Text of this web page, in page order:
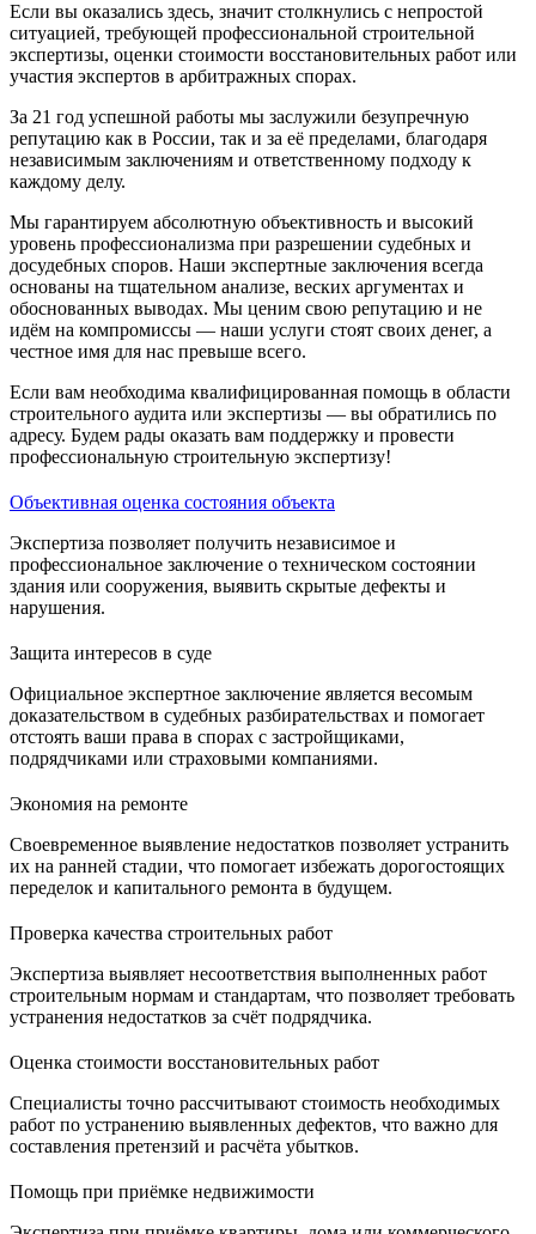
Если вы оказались здесь, значит столкнулись с непростой
ситуацией, требующей профессиональной строительной
экспертизы, оценки стоимости восстановительных работ или
участия экспертов в арбитражных спорах.
За 21 год успешной работы мы заслужили безупречную
репутацию как в России, так и за её пределами, благодаря
независимым заключениям и ответственному подходу к
каждому делу.
Мы гарантируем абсолютную объективность и высокий
уровень профессионализма при разрешении судебных и
досудебных споров. Наши экспертные заключения всегда
основаны на тщательном анализе, веских аргументах и
обоснованных выводах. Мы ценим свою репутацию и не
идём на компромиссы — наши услуги стоят своих денег, а
честное имя для нас превыше всего.
Если вам необходима квалифицированная помощь в области
строительного аудита или экспертизы — вы обратились по
адресу. Будем рады оказать вам поддержку и провести
профессиональную строительную экспертизу!
Объективная оценка состояния объекта
Экспертиза позволяет получить независимое и
профессиональное заключение о техническом состоянии
здания или сооружения, выявить скрытые дефекты и
нарушения.
Защита интересов в суде
Официальное экспертное заключение является весомым
доказательством в судебных разбирательствах и помогает
отстоять ваши права в спорах с застройщиками,
подрядчиками или страховыми компаниями.
Экономия на ремонте
Своевременное выявление недостатков позволяет устранить
их на ранней стадии, что помогает избежать дорогостоящих
переделок и капитального ремонта в будущем.
Проверка качества строительных работ
Экспертиза выявляет несоответствия выполненных работ
строительным нормам и стандартам, что позволяет требовать
устранения недостатков за счёт подрядчика.
Оценка стоимости восстановительных работ
Специалисты точно рассчитывают стоимость необходимых
работ по устранению выявленных дефектов, что важно для
составления претензий и расчёта убытков.
Помощь при приёмке недвижимости